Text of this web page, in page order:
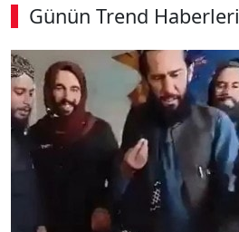
Günün Trend Haberleri